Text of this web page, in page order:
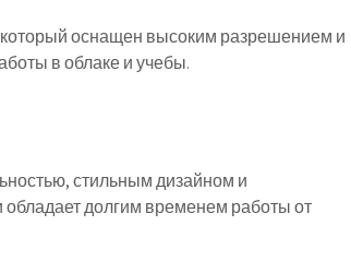
который оснащен высоким разрешением и
в облаке и учебы.
стильным дизайном и
долгим временем работы от